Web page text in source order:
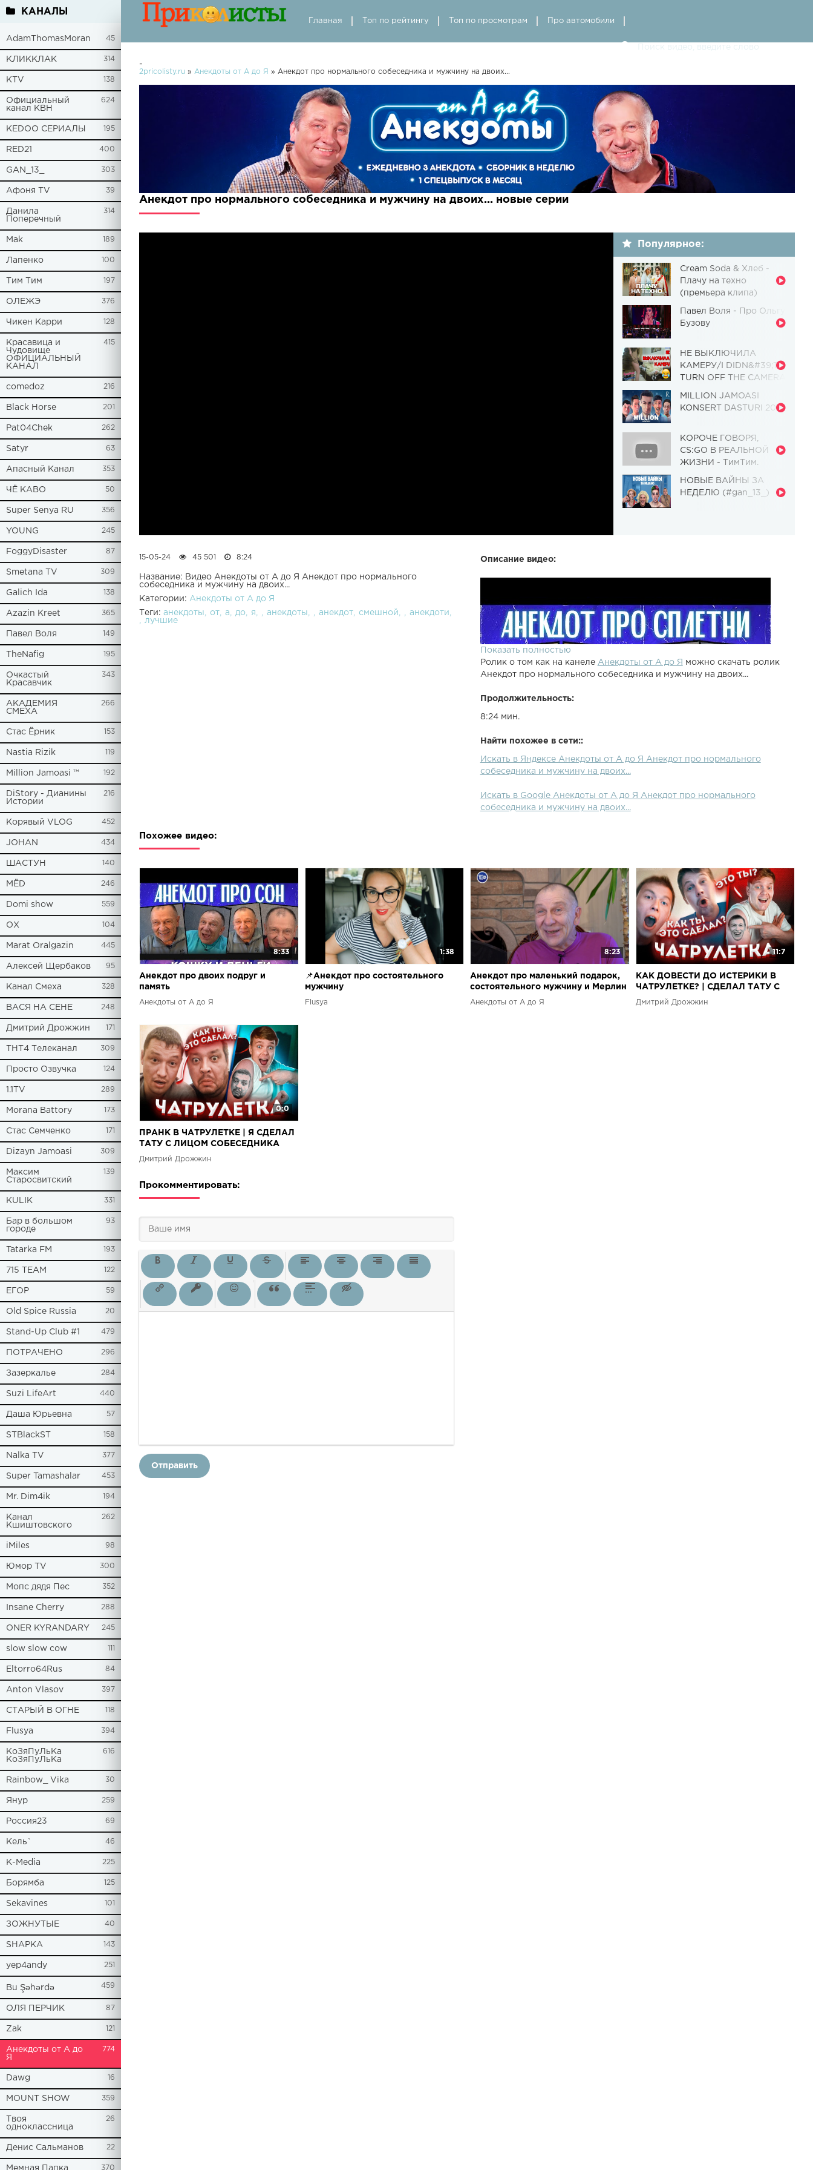
КАНАЛЫ
AdamThomasMoran 45
КЛИККЛАК 314
KTV 138
Официальный
канал КВН
624
KEDOO СЕРИАЛЫ 195
RED21 400
GAN_13_ 303
Афоня TV 39
Данила
Поперечный
314
Mak 189
Лапенко 100
Tим Тим 197
ОЛЕЖЭ 376
Чикен Карри 128
Красавица и
Чудовище
ОФИЦИАЛЬНЫЙ
КАНАЛ
415
comedoz 216
Black Horse 201
Pat04Chek 262
Satyr 63
Апасный Канал 353
ЧЁ КАВО 50
Super Senya RU 356
YOUNG 245
FoggyDisaster 87
Smetana TV 309
Galich Ida 138
Azazin Kreet 365
Павел Воля 149
TheNafig 195
Очкастый
Красавчик
343
АКАДЕМИЯ
СМЕХА
266
Стас Ёрник 153
Nastia Rizik 119
Million Jamoasi ™ 192
DiStory - Дианины
Истории
216
Корявый VLOG 452
JOHAN 434
ШАСТУН 140
МЁD 246
Domi show 559
ОХ 104
Marat Oralgazin 445
Алексей Щербаков 95
Канал Смеха 328
ВАСЯ НА СЕНЕ 248
Дмитрий Дрожжин 171
ТНТ4 Телеканал 309
Просто Озвучка 124
1.1TV 289
Morana Battory 173
Стас Семченко 171
Dizayn Jamoasi 309
Максим
Старосвитский
139
KULIK 331
Бар в большом
городе
93
Tatarka FM 193
715 TEAM 122
ЕГОР 59
Old Spice Russia 20
Stand-Up Club #1 479
ПОТРАЧЕНО 296
Зазеркалье 284
Suzi LifeArt 440
Даша Юрьевна 57
STBlackST 158
Nalka TV 377
Super Tamashalar 453
Mr. Dim4ik 194
Канал
Кшиштовского
262
iMiles 98
Юмор TV 300
Мопс дядя Пес 352
Insane Cherry 288
ONER KYRANDARY 245
slow slow cow 111
Eltorro64Rus 84
Anton Vlasov 397
СТАРЫЙ В ОГНЕ 118
Flusya 394
КоЗяПуЛьКа
КоЗяПуЛьКа
616
Rainbow_ Vika 30
Янур 259
Россия23 69
Кель` 46
К-Media 225
Борямба 125
Sekavines 101
ЗОЖНУТЫЕ 40
SHAPKA 143
yep4andy 251
Bu Şəhərdə 459
ОЛЯ ПЕРЧИК 87
Zak 121
Анекдоты от А до
Я
774
Dawg 16
MOUNT SHOW 359
Твоя
одноклассница
26
Денис Сальманов 22
Мемная Папка 370
Главная Топ по рейтингу Топ по просмотрам Про автомобили
-
2pricolisty.ru » Анекдоты от А до Я » Анекдот про нормального собеседника и мужчину на двоих...
Анекдот про нормального собеседника и мужчину на двоих... новые серии
Популярное:
Cream Soda & Хлеб -
Плачу на техно
(премьера клипа)
Павел Воля - Про Ольгу
Бузову
НЕ ВЫКЛЮЧИЛА
КАМЕРУ/I DIDN&#39;T
TURN OFF THE CAMERA
Чудовище] (Выпуск 110)
MILLION JAMOASI
KONSERT DASTURI 2019
КОРОЧЕ ГОВОРЯ,
CS:GO В РЕАЛЬНОЙ
ЖИЗНИ - ТимТим.
НОВЫЕ ВАЙНЫ ЗА
НЕДЕЛЮ (#gan_13_)
Описание видео:
Показать полностью
Ролик о том как на канеле Анекдоты от А до Я можно скачать ролик
Анекдот про нормального собеседника и мужчину на двоих...
Продолжительность:
8:24 мин.
Найти похожее в сети::
Искать в Яндексе Анекдоты от А до Я Анекдот про нормального
собеседника и мужчину на двоих...
Искать в Google Анекдоты от А до Я Анекдот про нормального
собеседника и мужчину на двоих...
15-05-24 45 501 8:24
Название: Видео Анекдоты от А до Я Анекдот про нормального
собеседника и мужчину на двоих...
Категории: Анекдоты от А до Я
Теги: анекдоты от а до я анекдоты анекдот смешной
анекдоти
лучшие
Похожее видео:
8:33
Анекдот про двоих подруг и
память
Анекдоты от А до Я
1:38
📌Анекдот про состоятельного
мужчину
Flusya
8:23
Анекдот про маленький подарок,
состоятельного мужчину и Мерлин
Монро.
Анекдоты от А до Я
11:7
КАК ДОВЕСТИ ДО ИСТЕРИКИ В
ЧАТРУЛЕТКЕ? | СДЕЛАЛ ТАТУ С
ЛИЦОМ СОБЕСЕДНИКА
Дмитрий Дрожжин
0:0
ПРАНК В ЧАТРУЛЕТКЕ | Я СДЕЛАЛ
ТАТУ С ЛИЦОМ СОБЕСЕДНИКА
Дмитрий Дрожжин
Прокомментировать:
Отправить